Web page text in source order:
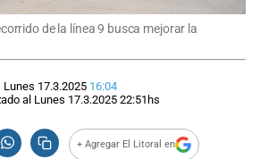
de la línea 9 busca mejorar la
Lunes 17.3.2025 16:04
al Lunes 17.3.2025 22:51hs
+ Agregar El Litoral en